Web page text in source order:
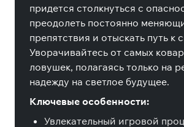
придется столкнуться с
преодолеть постоянно
препятствия и отыскать путь к
Уворачивайтесь от самых
ловушек, полагаясь только на
надежду на светлое будущее.
Ключевые особенности:
Увлекательный игровой